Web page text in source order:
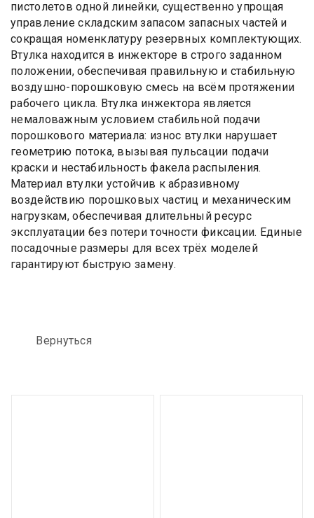
пистолетов одной линейки, существенно упрощая
управление складским запасом запасных частей и
сокращая номенклатуру резервных комплектующих.
Втулка находится в инжекторе в строго заданном
положении, обеспечивая правильную и стабильную
воздушно-порошковую смесь на всём протяжении
рабочего цикла. Втулка инжектора является
немаловажным условием стабильной подачи
порошкового материала: износ втулки нарушает
геометрию потока, вызывая пульсации подачи
краски и нестабильность факела распыления.
Материал втулки устойчив к абразивному
воздействию порошковых частиц и механическим
нагрузкам, обеспечивая длительный ресурс
эксплуатации без потери точности фиксации. Единые
посадочные размеры для всех трёх моделей
гарантируют быструю замену.
Вернуться